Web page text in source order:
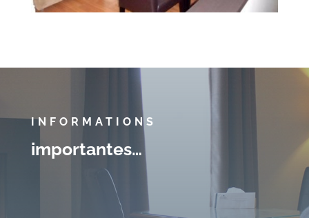
INFORMATIONS
importantes…